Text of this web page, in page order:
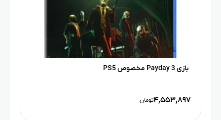
بازی Payday 3 مخصوص PS5
۴,۵۵۳,۸۹۷تومان